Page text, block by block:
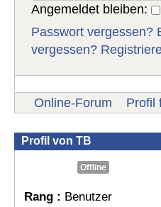
Angemeldet bleiben:
Passwort vergessen?
vergessen?
Online-Forum Profil
Profil von TB
Offline
Rang : Benutzer